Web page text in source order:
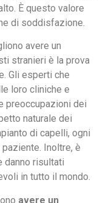
È questo valore
di soddisfazione.
avere un
stranieri è la prova
Gli esperti che
loro cliniche e
preoccupazioni dei
naturale dei
di capelli, ogni
Inoltre, è
danno risultati
in tutto il mondo.
avere un